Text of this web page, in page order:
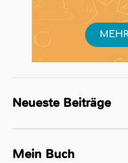
Neueste Beiträge
Mein Buch